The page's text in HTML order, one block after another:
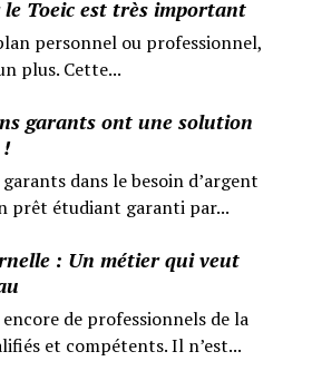
le Toeic est très important
personnel ou professionnel,
plus. Cette...
garants ont une solution
dans le besoin d’argent
prêt étudiant garanti par...
: Un métier qui veut
de professionnels de la
et compétents. Il n’est...